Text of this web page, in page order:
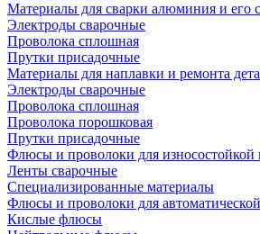
Материалы для сварки алюминия и его
Электроды сварочные
Проволока сплошная
Прутки присадочные
Материалы для наплавки и ремонта
Электроды сварочные
Проволока сплошная
Проволока порошковая
Прутки присадочные
Флюсы и проволоки для износостойкой
Ленты сварочные
Специализированные материалы
Флюсы и проволоки для
Кислые флюсы